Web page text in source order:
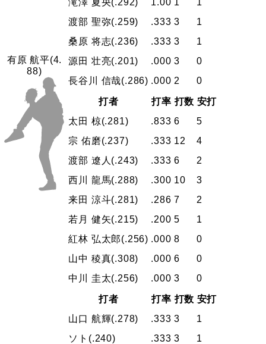
有原 航平(4.
88)
渡部 聖弥(.259) .333 3
1
桑原 将志(.236) .333 3
1
源田 壮亮(.201) .000 3
0
長谷川 信哉(.286) .000 2 0
打者 打率 打数 安打
太田 椋(.281) .833 6
5
宗 佑磨(.237) .333 12
4
渡部 遼人 (.243) .333 6
2
西川 龍馬(.288) .300 10
3
来田 涼斗(.281) .286 7
2
若月 健矢(.215) .200 5
1
紅林 弘太郎(.256) .000 8
0
山中 稜真(.308) .000 6
0
中川 圭太(.256) .000 3 0
打者 打率 打数 安打
山口 航輝(.278) .333 3
1
ソト (.240) .333 3
1